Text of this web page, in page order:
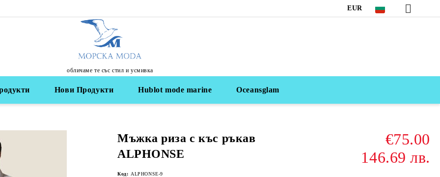
EUR
обличаме те със стил и усмивка
Нови Продукти Hublot mode marine Oceansglam
Мъжка риза с къс ръкав
ALPHONSE
€75.00
146.69 лв.
Код: ALPHONSE-9